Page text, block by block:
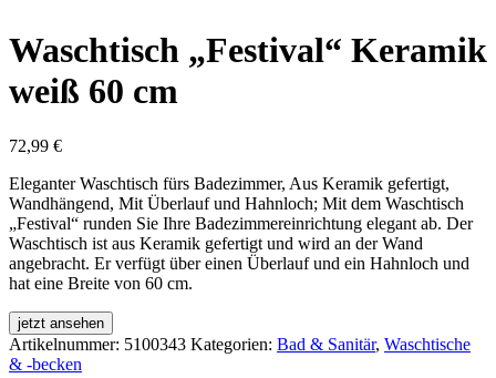
Waschtisch „Festival“ Keramik
weiß 60 cm
72,99 €
Eleganter Waschtisch fürs Badezimmer, Aus Keramik gefertigt,
Wandhängend, Mit Überlauf und Hahnloch; Mit dem Waschtisch
„Festival“ runden Sie Ihre Badezimmereinrichtung elegant ab. Der
Waschtisch ist aus Keramik gefertigt und wird an der Wand
angebracht. Er verfügt über einen Überlauf und ein Hahnloch und
hat eine Breite von 60 cm.
jetzt ansehen
Artikelnummer: 5100343 Kategorien: Bad & Sanitär, Waschtische
& -becken